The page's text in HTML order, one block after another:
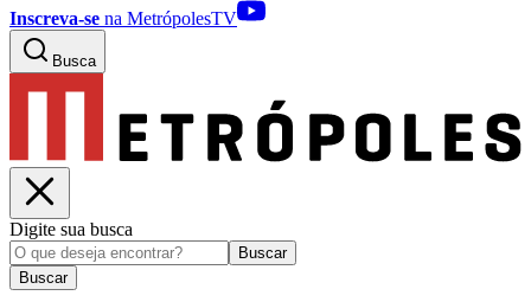
Inscreva-se na MetrópolesTV
Busca
Digite sua busca
Buscar
Buscar